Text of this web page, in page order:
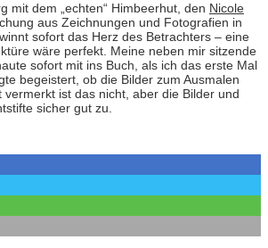
mit dem „echten“ Himbeerhut, den Nicole
aus Zeichnungen und Fotografien in
sofort das Herz des Betrachters – eine
wäre perfekt. Meine neben mir sitzende
sofort mit ins Buch, als ich das erste Mal
begeistert, ob die Bilder zum Ausmalen
vermerkt ist das nicht, aber die Bilder und
sicher gut zu.